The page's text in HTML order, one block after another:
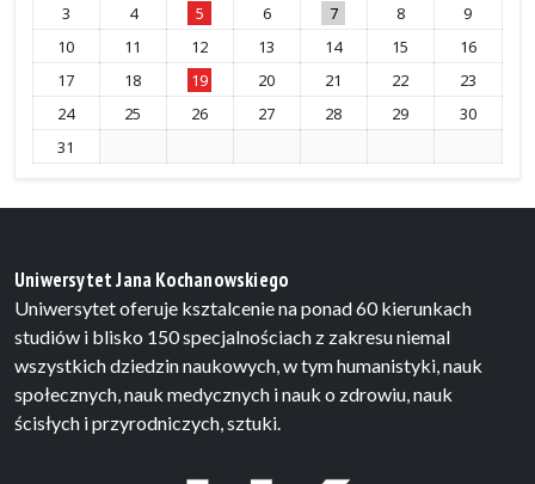
3
4 5 6 7 8
9
10
11 12 13 14 15
16
17
18 19 20 21 22
23
24
25 26 27 28 29
30
31
Uniwersytet Jana Kochanowskiego
Uniwersytet oferuje ksztalcenie na ponad 60 kierunkach
studiów i blisko 150 specjalnościach z zakresu niemal
wszystkich dziedzin naukowych, w tym humanistyki, nauk
społecznych, nauk medycznych i nauk o zdrowiu, nauk
ścisłych i przyrodniczych, sztuki.